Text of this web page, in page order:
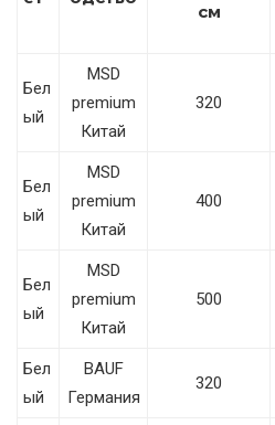
см
Бел
ый
MSD
premium
Китай
320
Бел
ый
MSD
premium
Китай
400
Бел
ый
MSD
premium
Китай
500
Бел
ый
BAUF
Германия
320